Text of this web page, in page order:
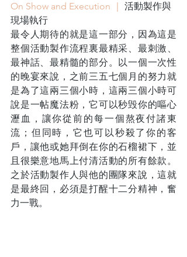
On Show and Execution ｜ 活動製作與
現場執行
最令人期待的就是這一部分，因為這是
整個活動製作流程裏最精采、最刺激、
最神話、最精髓的部分。以一個一次性
的晚宴來說，之前三五七個月的努力就
是為了這兩三個小時，這兩三個小時可
說是一帖魔法粉，它可以秒毁你的嘔心
瀝血，讓你從前的每一個熬夜付諸東
流；但同時，它也可以秒殺了你的客
戶，讓他或她拜倒在你的石榴裙下，並
且很樂意地馬上付清活動的所有餘款。
之於活動製作人與他的團隊來說，這就
是最終回，必須是打醒十二分精神，奮
力一戰。